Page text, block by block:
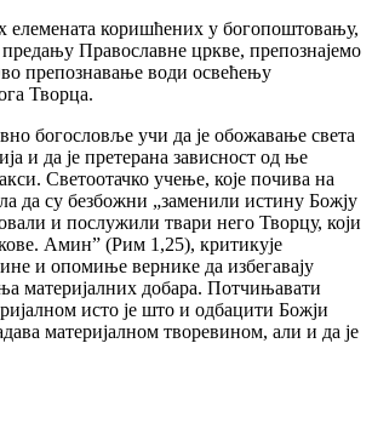
елемената коришћених у богопоштовању,
Православне цркве, препознајемо
препознавање води освећењу
Творца.
богословље учи да је обожавање света
и да је претерана зависност од ње
Светоотачко учење, које почива на
да су безбожни „заменили истину Божју
и послужили твари него Творцу, који
Амин” (Рим 1,25), критикује
и опомиње вернике да избегавају
материјалних добара. Потчињавати
исто је што и одбацити Божји
материјалном творевином, али и да је